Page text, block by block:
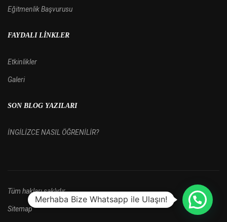
Eğitmenlik Başvurusu
FAYDALI LINKLER
Etkinlikler
Galeri
SON BLOG YAZILARI
İNGİLİZCE NASIL ÖĞRENİLİR?
Tüm hakları saklıdır.
Sitemap
Merhaba Bize Whatsapp ile Ulaşın!